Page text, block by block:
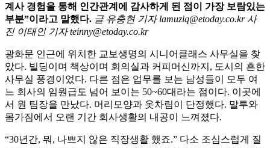
계사 경험을 통해 인간관계에 감사하게 된 점이 가장 보람있는
부분”이라고 말했다. 글 유충현 기자 lamuziq@etoday.co.kr 사
진 이태인 기자 teinny@etoday.co.kr
광화문 인근에 위치한 교보생명의 시니어클래스 사무실을 찾
았다. 빌딩이며 책상이며 회의실과 커피머신까지, 도시의 흔한
사무실 풍경이었다. 다른 점은 업무를 보는 남성들이 모두 여
느 회사의 임원급도 넘어 보이는 50~60대라는 점이다. 이곳에
서 원 팀장을 만났다. 머리모양과 옷차림이 단정했다. 말투와
몸가짐에서 오랜 기간 회사생활의 내공이 느껴졌다.
“30년간, 뭐, 나쁘지 않은 직장생활 했죠.” 다소 조심스럽게 질